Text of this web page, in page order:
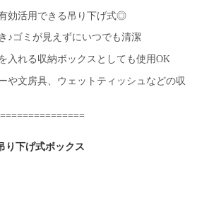
効活用できる吊り下げ式◎
♪ゴミが見えずにいつでも清潔
入れる収納ボックスとしても使用OK
や文房具、ウェットティッシュなどの収
下げ式ボックス